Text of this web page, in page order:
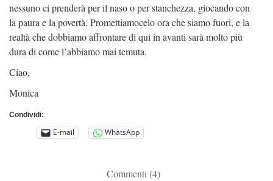
nessuno ci prenderà per il naso o per stanchezza, giocando con
la paura e la povertà. Promettiamocelo ora che siamo fuori, e la
realtà che dobbiamo affrontare di qui in avanti sarà molto più
dura di come l’abbiamo mai temuta.
Ciao,
Monica
Condividi:
E-mail WhatsApp
Commenti (4)